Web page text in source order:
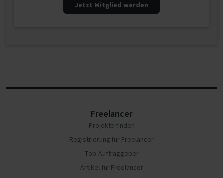
Jetzt Mitglied werden
Freelancer
Projekte finden
Registrierung für Freelancer
Top-Auftraggeber
Artikel für Freelancer